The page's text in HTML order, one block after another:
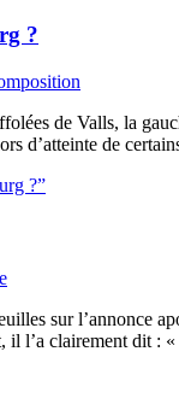
?
de Valls, la
d’atteinte de
?”
sur l’annonce
il l’a clairement dit